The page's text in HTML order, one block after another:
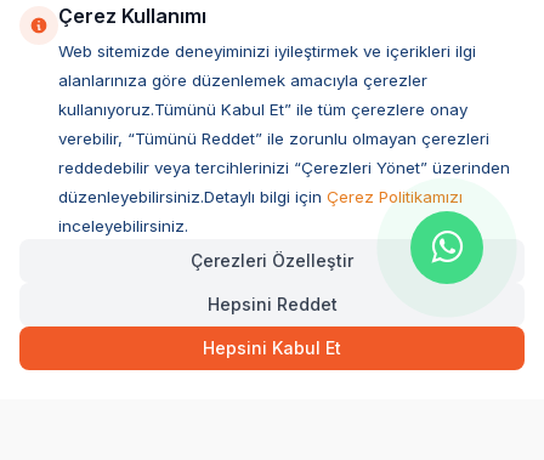
999,20 Hızlı Teslimat Kargo Bedava
SEPETE EKLE
Müşteri Hizmetleri
Sıkça Sorulan Sorular
Ovacık Mah. Hacıoğlu Sok. No:13 Başiskele / KOCAELİ
Müşteri Destek Hattı
Çerez Kullanımı
Web sitemizde deneyiminizi iyileştirmek ve içerikleri ilgi
alanlarınıza göre düzenlemek amacıyla çerezler
kullanıyoruz.Tümünü Kabul Et” ile tüm çerezlere onay
verebilir, “Tümünü Reddet” ile zorunlu olmayan çerezleri
reddedebilir veya tercihlerinizi “Çerezleri Yönet” üzerinden
düzenleyebilirsiniz.Detaylı bilgi için Çerez Politikamızı
inceleyebilirsiniz.
Çerezleri Özelleştir
Hepsini Reddet
Hepsini Kabul Et